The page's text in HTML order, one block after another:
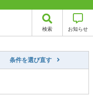
検索 お知らせ
条件を選び直す